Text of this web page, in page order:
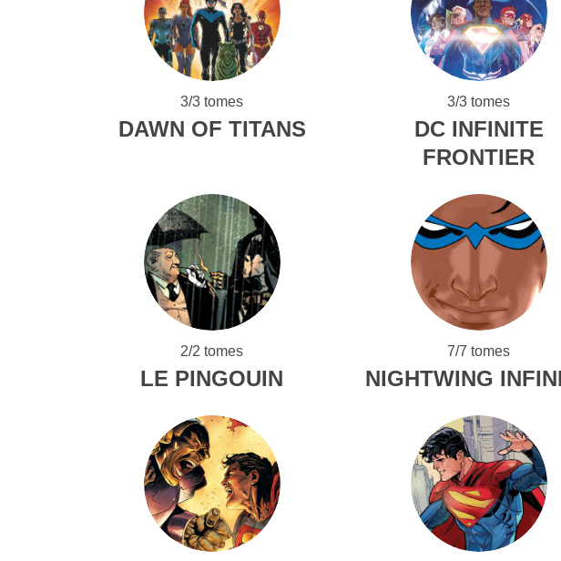
3/3 tomes
DAWN OF TITANS
3/3 tomes
DC INFINITE
FRONTIER
2/2 tomes
LE PINGOUIN
7/7 tomes
NIGHTWING